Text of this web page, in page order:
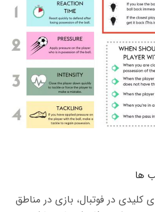
کلیدی در فوتبال، بازی در مناطق